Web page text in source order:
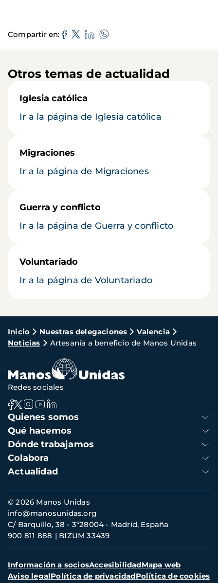
Compartir en
Otros temas de actualidad
Iglesia católica
Ir a la página de Iglesia católica
Migraciones
Ir a la página de Migraciones
Guerra y conflicto
Ir a la página de Guerra y conflicto
Voluntariado
Ir a la página de Voluntariado
Ruta
de
navegación
Inicio Nuestras delegaciones
Valencia
Noticias
Artesanía a beneficio de Manos Unidas
Navegación
principal
Quienes somos
Qué hacemos
Dónde trabajamos
Colabora
Actualidad
Redes sociales
Información
de
contacto
© 2026 Manos Unidas
C/ Barquillo, 38 - 3º28004 - Madrid, España
900 811 888
BIZUM 33439
info@manosunidas.org
Menú
secundario
Información a sociosAccesibilidadMapa web
Aviso legalPolítica de privacidadPolítica de cookies